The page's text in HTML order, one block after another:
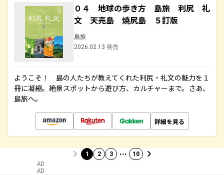
０４ 地球の歩き方 島旅 利尻 礼
文 天売島 焼尻島 ５訂版
島旅
2026.02.13 発売
ようこそ！ 島の人たちが教えてくれた利尻・礼文の魅力を１
冊に凝縮。絶景スポットから遊び方、カルチャーまで。さあ、
島旅へ。
詳細を見る
1 2 3 … 10
AD
AD